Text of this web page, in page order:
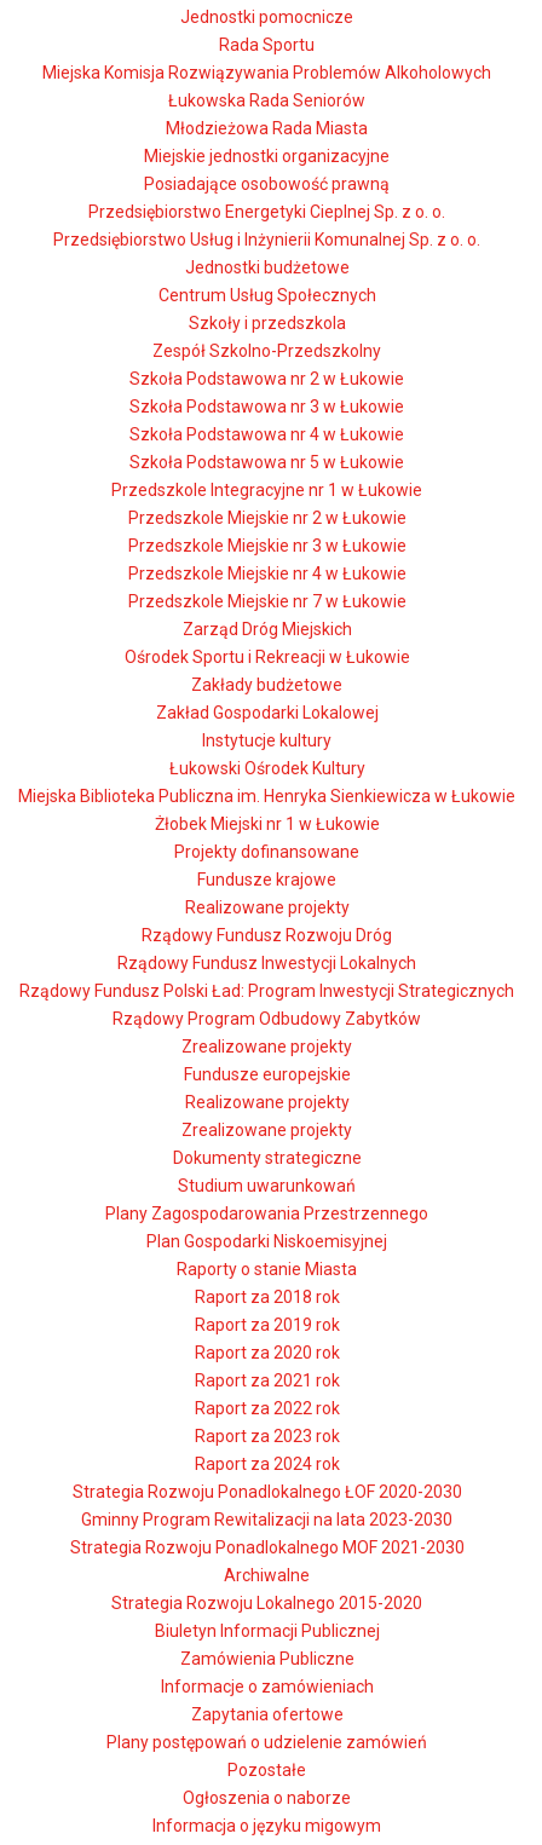
Jednostki pomocnicze
Rada Sportu
Miejska Komisja Rozwiązywania Problemów Alkoholowych
Łukowska Rada Seniorów
Młodzieżowa Rada Miasta
Miejskie jednostki organizacyjne
Posiadające osobowość prawną
Przedsiębiorstwo Energetyki Cieplnej Sp. z o. o.
Przedsiębiorstwo Usług i Inżynierii Komunalnej Sp. z o. o.
Jednostki budżetowe
Centrum Usług Społecznych
Szkoły i przedszkola
Zespół Szkolno-Przedszkolny
Szkoła Podstawowa nr 2 w Łukowie
Szkoła Podstawowa nr 3 w Łukowie
Szkoła Podstawowa nr 4 w Łukowie
Szkoła Podstawowa nr 5 w Łukowie
Przedszkole Integracyjne nr 1 w Łukowie
Przedszkole Miejskie nr 2 w Łukowie
Przedszkole Miejskie nr 3 w Łukowie
Przedszkole Miejskie nr 4 w Łukowie
Przedszkole Miejskie nr 7 w Łukowie
Zarząd Dróg Miejskich
Ośrodek Sportu i Rekreacji w Łukowie
Zakłady budżetowe
Zakład Gospodarki Lokalowej
Instytucje kultury
Łukowski Ośrodek Kultury
Miejska Biblioteka Publiczna im. Henryka Sienkiewicza w Łukowie
Żłobek Miejski nr 1 w Łukowie
Projekty dofinansowane
Fundusze krajowe
Realizowane projekty
Rządowy Fundusz Rozwoju Dróg
Rządowy Fundusz Inwestycji Lokalnych
Rządowy Fundusz Polski Ład: Program Inwestycji Strategicznych
Rządowy Program Odbudowy Zabytków
Zrealizowane projekty
Fundusze europejskie
Realizowane projekty
Zrealizowane projekty
Dokumenty strategiczne
Studium uwarunkowań
Plany Zagospodarowania Przestrzennego
Plan Gospodarki Niskoemisyjnej
Raporty o stanie Miasta
Raport za 2018 rok
Raport za 2019 rok
Raport za 2020 rok
Raport za 2021 rok
Raport za 2022 rok
Raport za 2023 rok
Raport za 2024 rok
Strategia Rozwoju Ponadlokalnego ŁOF 2020-2030
Gminny Program Rewitalizacji na lata 2023-2030
Strategia Rozwoju Ponadlokalnego MOF 2021-2030
Archiwalne
Strategia Rozwoju Lokalnego 2015-2020
Biuletyn Informacji Publicznej
Zamówienia Publiczne
Informacje o zamówieniach
Zapytania ofertowe
Plany postępowań o udzielenie zamówień
Pozostałe
Ogłoszenia o naborze
Informacja o języku migowym